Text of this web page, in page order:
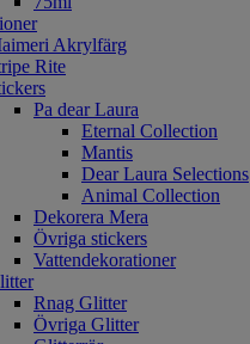
Akrylfärg
Rite
Pa dear Laura
Eternal Collection
Mantis
Dear Laura Selections
Animal Collection
Dekorera Mera
Övriga stickers
Vattendekorationer
Rnag Glitter
Övriga Glitter